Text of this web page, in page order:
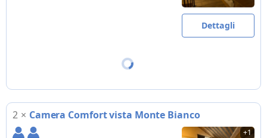
Dettagli
2 × Camera Comfort vista Monte Bianco
+1